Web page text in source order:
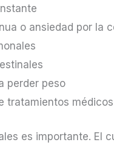
o ansiedad por la
perder peso
tratamientos médicos
es importante. El